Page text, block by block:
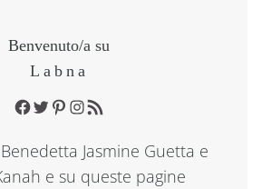
Benvenuto/a su
Labna
Facebook
TwitterPinterest
Instagram
RSS Feed
Jasmine Guetta e
e su queste pagine